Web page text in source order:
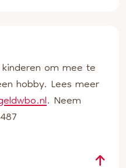
om mee te
hobby. Lees meer
. Neem